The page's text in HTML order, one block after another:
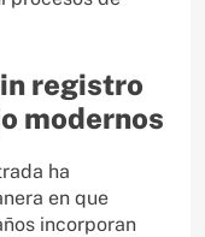
registro
modernos
ha
en que
incorporan